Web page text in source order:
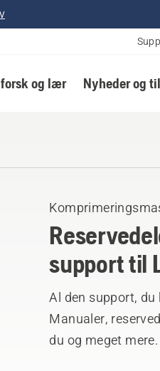
og lær Nyheder og
support til
Al den support, du
Manualer,
du og meget mere.